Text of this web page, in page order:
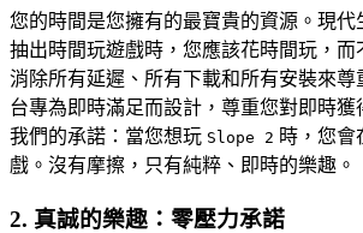
您的時間是您擁有的最寶貴的資源。現代
抽出時間玩遊戲時，您應該花時間玩，而
消除所有延遲、所有下載和所有安裝來尊
台專為即時滿足而設計，尊重您對即時獲
我們的承諾：當您想玩 Slope 2 時，您會
戲。沒有摩擦，只有純粹、即時的樂趣。
2. 真誠的樂趣：零壓力承諾